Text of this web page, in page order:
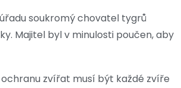
soukromý chovatel tygrů
Majitel byl v minulosti poučen, aby
zvířat musí být každé zvíře